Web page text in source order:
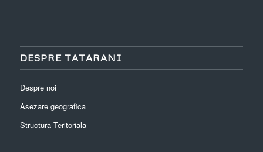
DESPRE TATARANI
Despre noi
Asezare geografica
Structura Teritoriala